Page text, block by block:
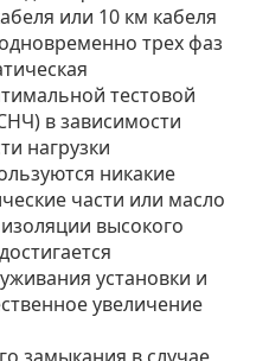
или 10 км кабеля
трех фаз
тестовой
в зависимости
нагрузки
никакие
части или масло
высокого
установки и
увеличение